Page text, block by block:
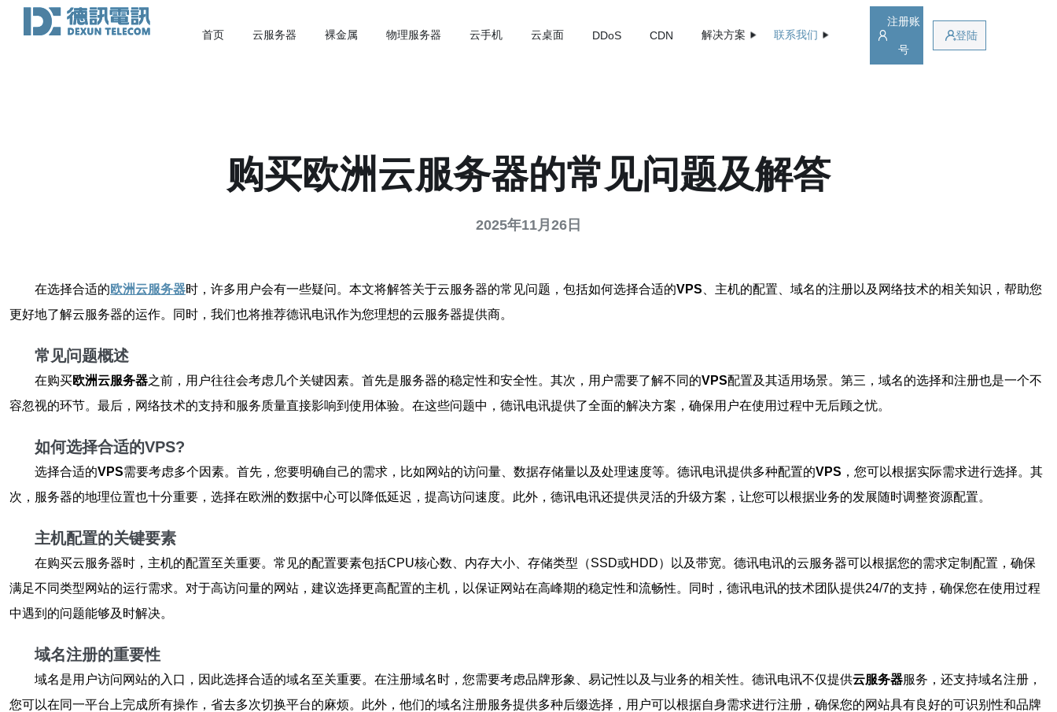
首页 云服务器 裸金属 物理服务器 云手机 云桌面 DDoS CDN 解决方案 联系我们
注册账
号
登陆
购买欧洲云服务器的常见问题及解答
2025年11月26日
在选择合适的欧洲云服务器时，许多用户会有一些疑问。本文将解答关于云服务器的常见问题，包括如何选择合适的VPS 、主机的配置、域名的注册以及网络技术的相关知识，帮助您
更好地了解云服务器的运作。同时，我们也将推荐德讯电讯作为您理想的云服务器提供商。
常见问题概述
在购买欧洲云服务器之前，用户往往会考虑几个关键因素。首先是服务器的稳定性和安全性。其次，用户需要了解不同的VPS配置及其适用场景。第三，域名的选择和注册也是一个不
容忽视的环节。最后，网络技术的支持和服务质量直接影响到使用体验。在这些问题中，德讯电讯提供了全面的解决方案，确保用户在使用过程中无后顾之忧。
如何选择合适的VPS?
选择合适的VPS需要考虑多个因素。首先，您要明确自己的需求，比如网站的访问量、数据存储量以及处理速度等。德讯电讯提供多种配置的VPS ，您可以根据实际需求进行选择。其
次，服务器的地理位置也十分重要，选择在欧洲的数据中心可以降低延迟，提高访问速度。此外，德讯电讯还提供灵活的升级方案，让您可以根据业务的发展随时调整资源配置。
主机配置的关键要素
在购买云服务器时，主机的配置至关重要。常见的配置要素包括CPU核心数、内存大小、存储类型（SSD或HDD）以及带宽。德讯电讯的云服务器可以根据您的需求定制配置，确保
满足不同类型网站的运行需求。对于高访问量的网站，建议选择更高配置的主机，以保证网站在高峰期的稳定性和流畅性。同时，德讯电讯的技术团队提供24/7的支持，确保您在使用过程
中遇到的问题能够及时解决。
域名注册的重要性
域名是用户访问网站的入口，因此选择合适的域名至关重要。在注册域名时，您需要考虑品牌形象、易记性以及与业务的相关性。德讯电讯不仅提供云服务器服务，还支持域名注册，
您可以在同一平台上完成所有操作，省去多次切换平台的麻烦。此外，他们的域名注册服务提供多种后缀选择，用户可以根据自身需求进行注册，确保您的网站具有良好的可识别性和品牌